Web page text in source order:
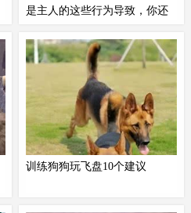
是主人的这些行为导致，你还
动主要指的是狗狗站起来，很多人
为了训练狗子，都会让它们做站起
来的动作，但毕竟狗和人类的身体
构造不一样，它们这样站起来会增
加腰椎和后腿的压力。站起来的小
柯基偶尔这样做一两下还没关系，
但是长期这样下去会导致它们身
体...
训练狗狗玩飞盘10个建议